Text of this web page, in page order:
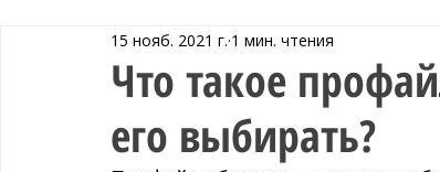
Что такое
его выбирать?
15 нояб. 2021 г. 1 мин. чтения